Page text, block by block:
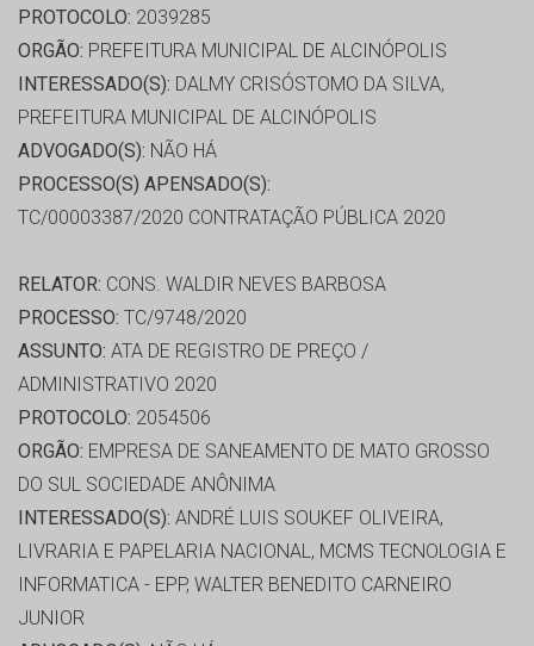
PROTOCOLO: 2039285
ORGÃO: PREFEITURA MUNICIPAL DE ALCINÓPOLIS
INTERESSADO(S): DALMY CRISÓSTOMO DA SILVA,
PREFEITURA MUNICIPAL DE ALCINÓPOLIS
ADVOGADO(S): NÃO HÁ
PROCESSO(S) APENSADO(S):
TC/00003387/2020 CONTRATAÇÃO PÚBLICA 2020
RELATOR: CONS. WALDIR NEVES BARBOSA
PROCESSO: TC/9748/2020
ASSUNTO: ATA DE REGISTRO DE PREÇO /
ADMINISTRATIVO 2020
PROTOCOLO: 2054506
ORGÃO: EMPRESA DE SANEAMENTO DE MATO GROSSO
DO SUL SOCIEDADE ANÔNIMA
INTERESSADO(S): ANDRÉ LUIS SOUKEF OLIVEIRA,
LIVRARIA E PAPELARIA NACIONAL, MCMS TECNOLOGIA E
INFORMATICA - EPP, WALTER BENEDITO CARNEIRO
JUNIOR